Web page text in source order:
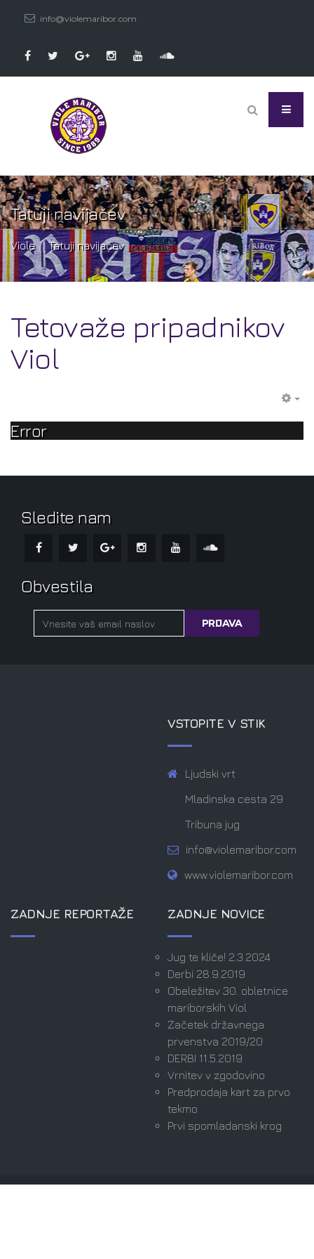
info@violemaribor.com
Tatuji navijačev
Viole Tatuji navijačev
Tetovaže pripadnikov
Viol
Error
Sledite nam
Obvestila
VSTOPITE V STIK
Ljudski vrt
Mladinska cesta 29
Tribuna jug
info@violemaribor.com
www.violemaribor.com
ZADNJE REPORTAŽE ZADNJE NOVICE
Jug te kliče! 2.3.2024
Derbi 28.9.2019
Obeležitev 30. obletnice
mariborskih Viol
Začetek državnega
prvenstva 2019/20
DERBI 11.5.2019
Vrnitev v zgodovino
Predprodaja kart za prvo
tekmo
Prvi spomladanski krog